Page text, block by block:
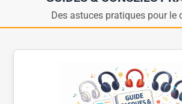
Des astuces pratiques pour le